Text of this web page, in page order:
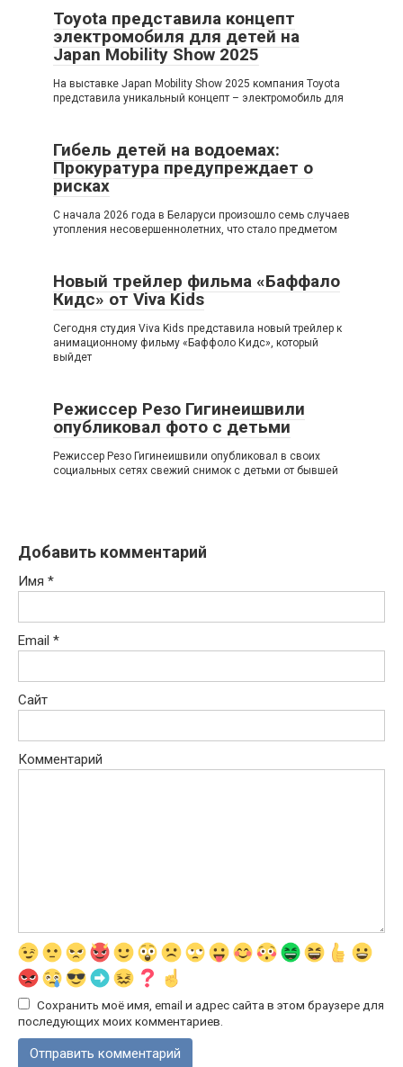
Toyota представила концепт
электромобиля для детей на
Japan Mobility Show 2025
На выставке Japan Mobility Show 2025 компания Toyota
представила уникальный концепт – электромобиль для
Гибель детей на водоемах:
Прокуратура предупреждает о
рисках
С начала 2026 года в Беларуси произошло семь случаев
утопления несовершеннолетних, что стало предметом
Новый трейлер фильма «Баффало
Кидс» от Viva Kids
Сегодня студия Viva Kids представила новый трейлер к
анимационному фильму «Баффоло Кидс», который
выйдет
Режиссер Резо Гигинеишвили
опубликовал фото с детьми
Режиссер Резо Гигинеишвили опубликовал в своих
социальных сетях свежий снимок с детьми от бывшей
Добавить комментарий
Имя *
Email *
Сайт
Комментарий
Сохранить моё имя, email и адрес сайта в этом браузере для
последующих моих комментариев.